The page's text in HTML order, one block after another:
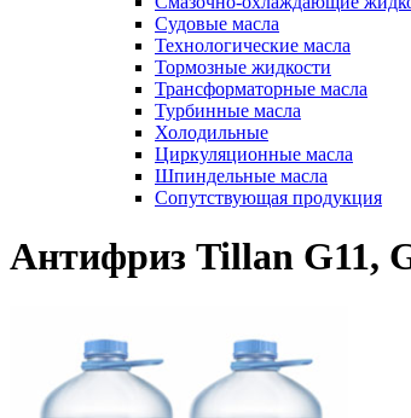
Судовые масла
Технологические масла
Тормозные жидкости
Трансформаторные масла
Турбинные масла
Холодильные
Циркуляционные масла
Шпиндельные масла
Сопутствующая продукция
Антифриз Tillan G11,